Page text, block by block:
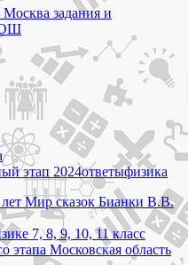
задания и
этап 2024ответыфизика
Мир сказок Бианки В.В.
7, 8, 9, 10, 11 класс
этапа Московская область